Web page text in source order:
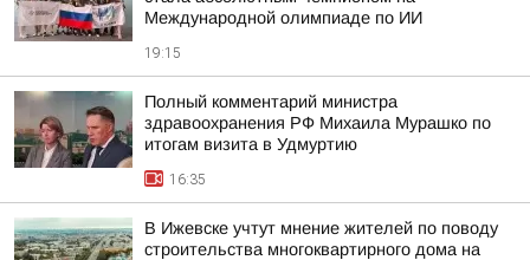
Международной олимпиаде по ИИ
19:15
Полный комментарий министра
здравоохранения РФ Михаила Мурашко по
итогам визита в Удмуртию
16:35
В Ижевске учтут мнение жителей по поводу
строительства многоквартирного дома на